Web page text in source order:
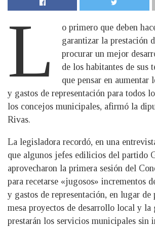
L
o primero que deben
garantizar la prestación
procurar un mejor
de los habitantes de sus
que pensar en aumentar
y gastos de representación para todos
los concejos municipales, afirmó la
Rivas.
La legisladora recordó, en una
que algunos jefes edilicios del partido
aprovecharon la primera sesión del
para recetarse «jugosos» incrementos
y gastos de representación, en lugar de
mesa proyectos de desarrollo local y la
prestarán los servicios municipales sin